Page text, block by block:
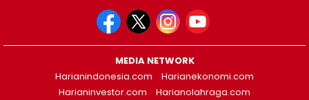
MEDIA NETWORK
Harianindonesia.com
Harianekonomi.com
Harianinvestor.com
Harianolahraga.com